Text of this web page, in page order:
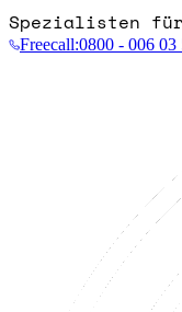
Spezialisten
Freecall:0800 - 006 03